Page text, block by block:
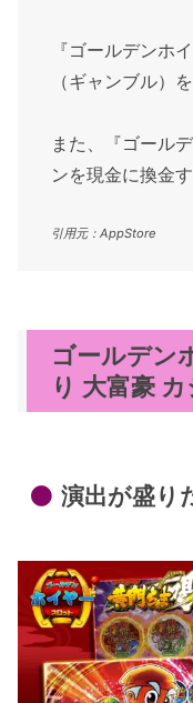
『ゴールデンホ
（ギャンブル）
また、『ゴール
ンを現金に換金
引用元：AppStore
ゴールデン
り 大富豪
演出が盛り